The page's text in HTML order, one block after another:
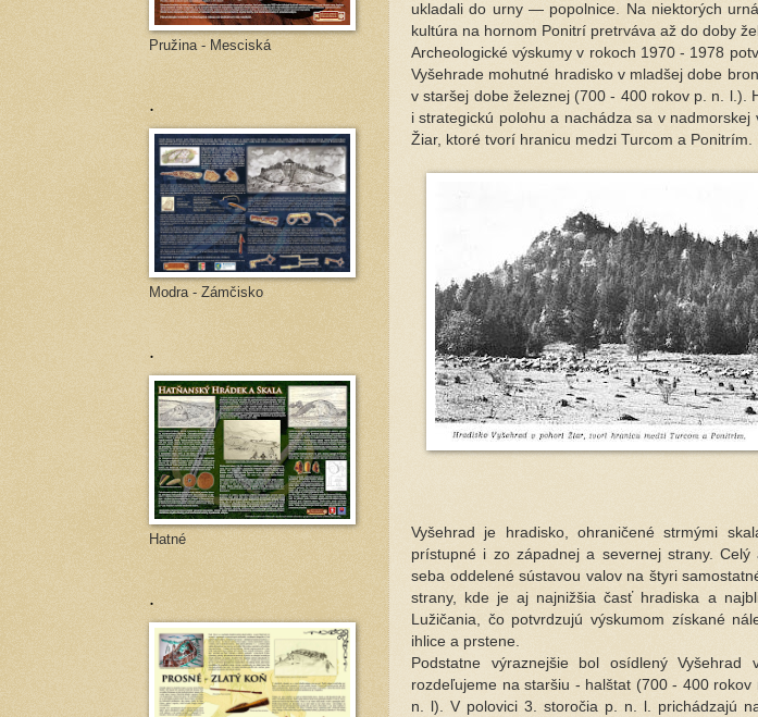
ukladali do urny — popolnice. Na niektorých
kultúra na hornom Ponitrí pretrváva až do doby
Archeologické výskumy v rokoch 1970 - 1978
Vyšehrade mohutné hradisko v mladšej dobe
v staršej dobe železnej (700 - 400 rokov p. n. l.).
i strategickú polohu a nachádza sa v
Žiar, ktoré tvorí hranicu medzi Turcom a Ponitrím.
Vyšehrad je hradisko, ohraničené strmými
prístupné i zo západnej a severnej strany.
seba oddelené sústavou valov na štyri
strany, kde je aj najnižšia časť hradiska a
Lužičania, čo potvrdzujú výskumom získané
ihlice a prstene.
Podstatne výraznejšie bol osídlený
rozdeľujeme na staršiu - halštat (700 - 400
n. l). V polovici 3. storočia p. n. l. prichádzajú
Pružina - Mesciská
.
Modra - Zámčisko
.
Hatné
.